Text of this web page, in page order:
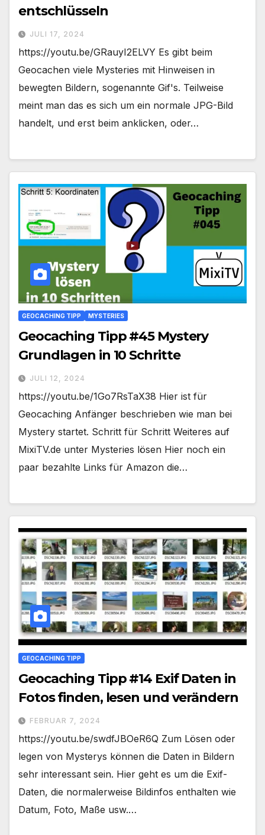
entschlüsseln
JULI 17, 2024
https://youtu.be/GRauyI2ELVY Es gibt beim
Geocachen viele Mysteries mit Hinweisen in
bewegten Bildern, sogenannte Gif's. Teilweise
meint man das es sich um ein normale JPG-Bild
handelt, und erst beim anklicken, oder…
GEOCACHING TIPP MYSTERIES
Geocaching Tipp #45 Mystery
Grundlagen in 10 Schritte
JULI 12, 2024
https://youtu.be/1Go7RsTaX38 Hier ist für
Geocaching Anfänger beschrieben wie man bei
Mystery startet. Schritt für Schritt Weiteres auf
MixiTV.de unter Mysteries lösen Hier noch ein
paar bezahlte Links für Amazon die…
GEOCACHING TIPP
Geocaching Tipp #14 Exif Daten in
Fotos finden, lesen und verändern
FEBRUAR 7, 2024
https://youtu.be/swdfJBOeR6Q Zum Lösen oder
legen von Mysterys können die Daten in Bildern
sehr interessant sein. Hier geht es um die Exif-
Daten, die normalerweise Bildinfos enthalten wie
Datum, Foto, Maße usw.…